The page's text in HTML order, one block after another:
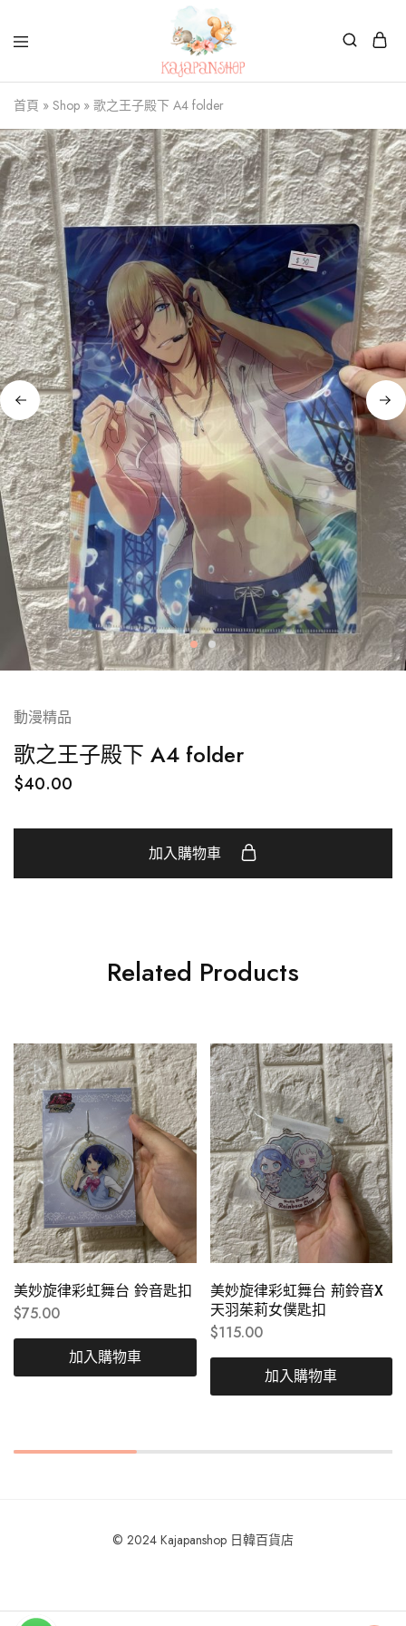
Kajapanshop
日
韓
百
貨
店
首頁 » Shop » 歌之王子殿下 A4 folder
動漫精品
歌之王子殿下 A4 folder
$40.00
加入購物車
Related Products
美妙旋律彩虹舞台 鈴音匙扣
$75.00
加入購物車
美妙旋律彩虹舞台 荊鈴音X
天羽茱莉女僕匙扣
$115.00
加入購物車
© 2024 Kajapanshop 日韓百貨店